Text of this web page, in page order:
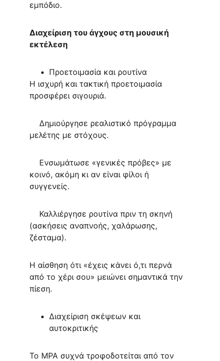
εμπόδιο.
Διαχείριση του άγχους στη μουσική
εκτέλεση
Προετοιμασία και ρουτίνα
Η ισχυρή και τακτική προετοιμασία
προσφέρει σιγουριά.
μελέτης με στόχους.
κοινό, ακόμη κι αν είναι φίλοι ή
συγγενείς.
(ασκήσεις αναπνοής, χαλάρωσης,
ζέσταμα).
Η αίσθηση ότι «έχεις κάνει ό,τι περνά
από το χέρι σου» μειώνει σημαντικά την
πίεση.
Διαχείριση σκέψεων και
αυτοκριτικής
Το MPA συχνά τροφοδοτείται από τον